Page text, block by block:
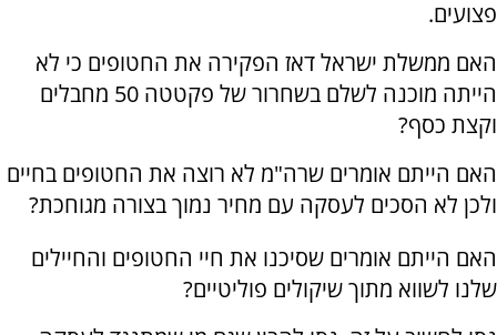
פצועים.
האם ממשלת ישראל דאז הפקירה את החטופים כי לא
הייתה מוכנה לשלם בשחרור של פקטטה 50 מחבלים
וקצת כסף?
האם הייתם אומרים שרה"מ לא רוצה את החטופים בחיים
ולכן לא הסכים לעסקה עם מחיר נמוך בצורה מגוחכת?
האם הייתם אומרים שסיכנו את חיי החטופים והחיילים
שלנו לשווא מתוך שיקולים פוליטיים?